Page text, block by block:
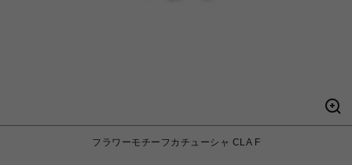
フラワーモチーフカチューシャ CLA F